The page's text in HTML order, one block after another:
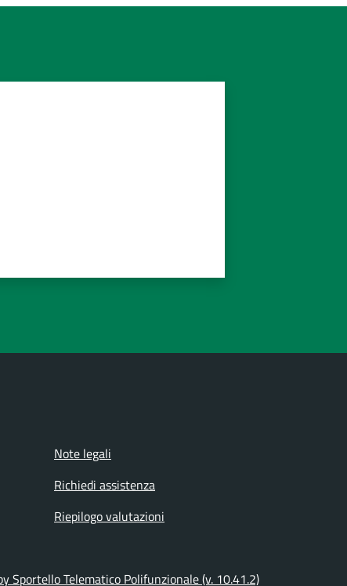
Note legali
Richiedi assistenza
Riepilogo valutazioni
Sportello Telematico Polifunzionale (v. 10.41.2)